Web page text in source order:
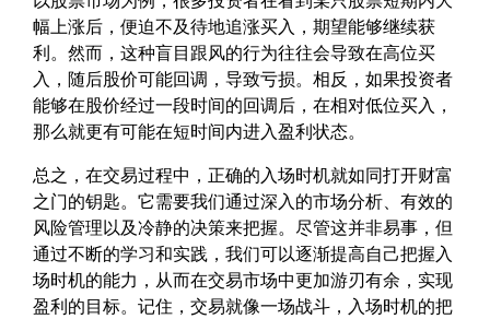
幅上涨后，便迫不及待地追涨买入，期望能够继续获
利。然而，这种盲目跟风的行为往往会导致在高位买
入，随后股价可能回调，导致亏损。相反，如果投资者
能够在股价经过一段时间的回调后，在相对低位买入，
那么就更有可能在短时间内进入盈利状态。
总之，在交易过程中，正确的入场时机就如同打开财富
之门的钥匙。它需要我们通过深入的市场分析、有效的
风险管理以及冷静的决策来把握。尽管这并非易事，但
通过不断的学习和实践，我们可以逐渐提高自己把握入
场时机的能力，从而在交易市场中更加游刃有余，实现
盈利的目标。记住，交易就像一场战斗，入场时机的把